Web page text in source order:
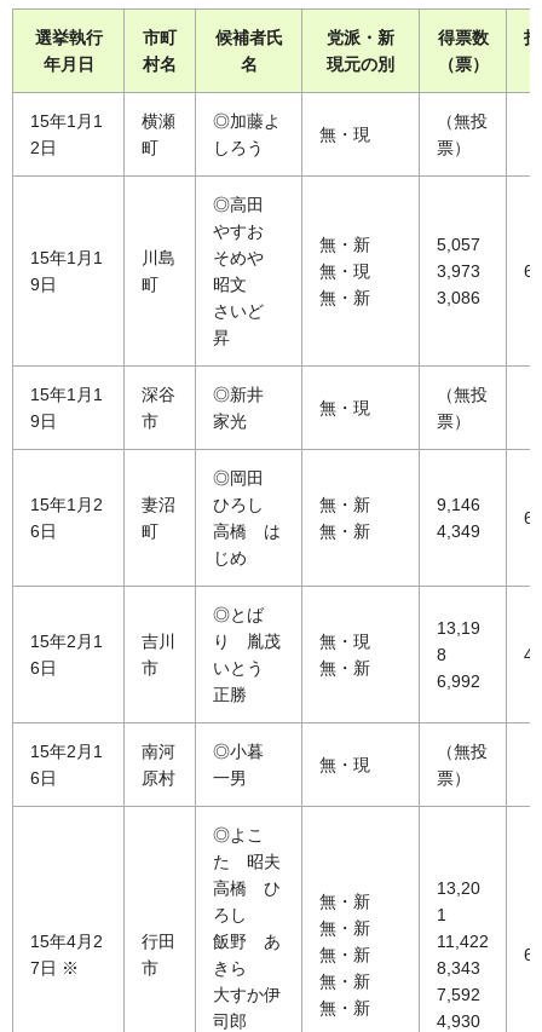
選挙執行
年月日
市町
村名
候補者氏
名
党派・新
現元の別
得票数
（票）
15年1月1
2日
横瀬
町
◎加藤よ
しろう
無・現
（無投
票）
15年1月1
9日
川島
町
◎高田
やすお
そめや
昭文
さいど
昇
無・新
無・現
無・新
5,057
3,973
3,086
15年1月1
9日
深谷
市
◎新井
家光
無・現
（無投
票）
15年1月2
6日
妻沼
町
◎岡田
ひろし
高橋 は
じめ
無・新
無・新
9,146
4,349
15年2月1
6日
吉川
市
◎とば
り 胤茂
いとう
正勝
無・現
無・新
13,19
8
6,992
15年2月1
6日
南河
原村
◎小暮
一男
無・現
（無投
票）
15年4月2
7日 ※
行田
市
◎よこ
た 昭夫
高橋 ひ
ろし
飯野 あ
きら
大すか伊
司郎
無・新
無・新
無・新
無・新
無・新
13,20
1
11,422
8,343
7,592
4,930